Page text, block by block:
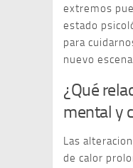
extremos
estado
para
nuevo
¿Qué
mental y
Las
de calor